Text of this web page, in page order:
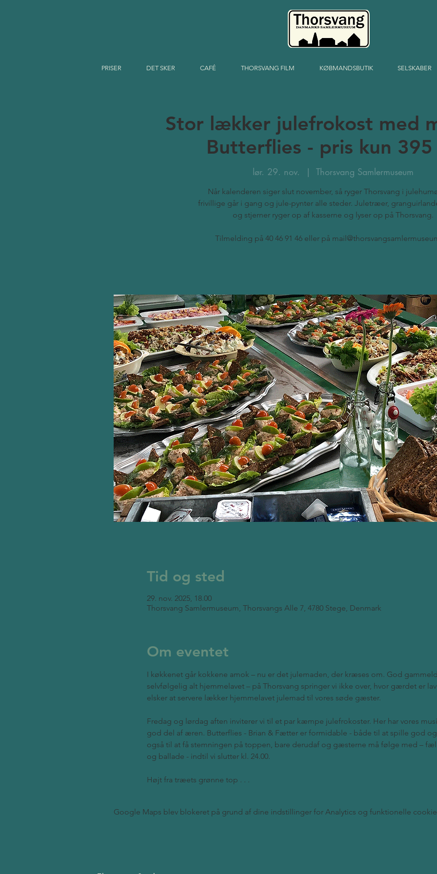
PRISER DET SKER CAFÉ THORSVANG FILM KØBMANDSBUTIK SELSKABER
Stor lækker julefrokost med
Butterflies - pris kun 395
lør. 29. nov.
  |
Thorsvang Samlermuseum
Når kalenderen siger slut november, så ryger Thorsvang i
frivillige går i gang og jule-pynter alle steder. Juletræer,
og stjerner ryger op af kasserne og lyser op på Thorsvang.
Tilmelding på 40 46 91 46 eller på
Tid og sted
29. nov. 2025, 18.00
Thorsvang Samlermuseum, Thorsvangs Alle 7, 4780 Stege, Denmark
Om eventet
I køkkenet går kokkene amok – nu er det julemaden, der kræses om. God
selvfølgelig alt hjemmelavet – på Thorsvang springer vi ikke over, hvor gærdet er
elsker at servere lækker hjemmelavet julemad til vores søde gæster.
Fredag og lørdag aften inviterer vi til et par kæmpe julefrokoster. Her har vores
god del af æren. Butterflies - Brian & Fætter er formidable - både til at spille god
også til at få stemningen på toppen, bare derudaf og gæsterne må følge med –
og ballade - indtil vi slutter kl. 24.00.
Højt fra træets grønne top . . .
Google Maps blev blokeret på grund af dine indstillinger for Analytics og funktionelle